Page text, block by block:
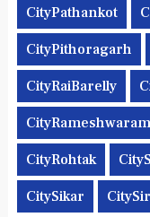
CityPathankot
CityPithoragarh
CityRaiBarelly
CityRameshwaram
CityRohtak
CitySikar